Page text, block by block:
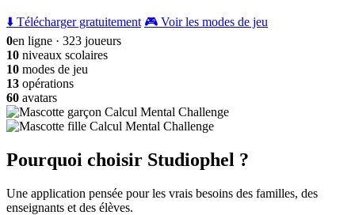
⬇️ Télécharger gratuitement 🎮 Voir les modes de jeu
0en ligne · 323 joueurs
10 niveaux scolaires
10 modes de jeu
13 opérations
60 avatars
Pourquoi choisir Studiophel ?
Une application pensée pour les vrais besoins des familles, des
enseignants et des élèves.